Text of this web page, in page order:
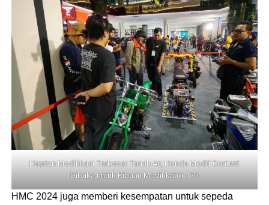
Hajatan Modifikasi Terbesar Tanah Air, Honda Modif Contest
Dibuka untuk Ribuan Modifikator 170
HMC 2024 juga memberi kesempatan untuk sepeda